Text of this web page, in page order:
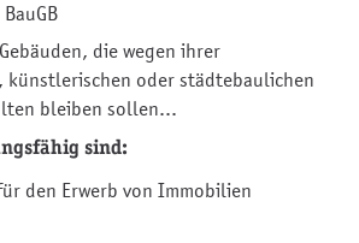
die wegen ihrer
künstlerischen oder städtebaulichen
bleiben sollen...
sind:
den Erwerb von Immobilien